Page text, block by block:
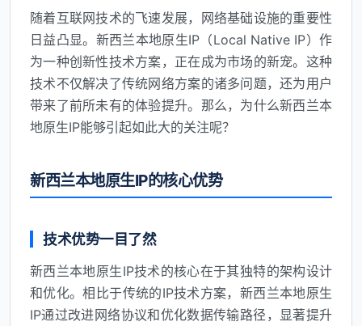
随着互联网技术的飞速发展，网络基础设施的重要性
日益凸显。新西兰本地原生IP（Local Native IP）作
为一种创新性技术方案，正在成为市场的新宠。这种
技术不仅解决了传统网络方案的诸多问题，还为用户
带来了前所未有的体验提升。那么，为什么新西兰本
地原生IP能够引起如此大的关注呢？
新西兰本地原生IP的核心优势
技术优势一目了然
新西兰本地原生IP技术的核心在于其独特的架构设计
和优化。相比于传统的IP技术方案，新西兰本地原生
IP通过改进网络协议和优化数据传输路径，显著提升